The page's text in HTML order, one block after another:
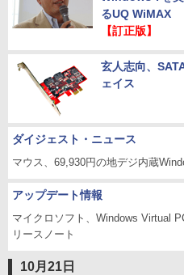
るUQ WiMAX
【訂正版】
玄人志向、
ェイス
ダイジェスト・ニュース
マウス、69,930円の地デジ内蔵
アップデート情報
マイクロソフト、Windows Virtual
リースノート
10月21日